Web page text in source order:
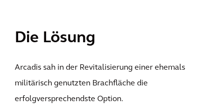
Die Lösung
Arcadis sah in der Revitalisierung einer ehemals
militärisch genutzten Brachfläche die
erfolgversprechendste Option.